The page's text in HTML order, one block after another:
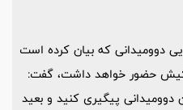
دوومیدانی که بیان کرده است
کیش حضور خواهد داشت، گفت:
دوومیدانی پیگیری کنید و بعید